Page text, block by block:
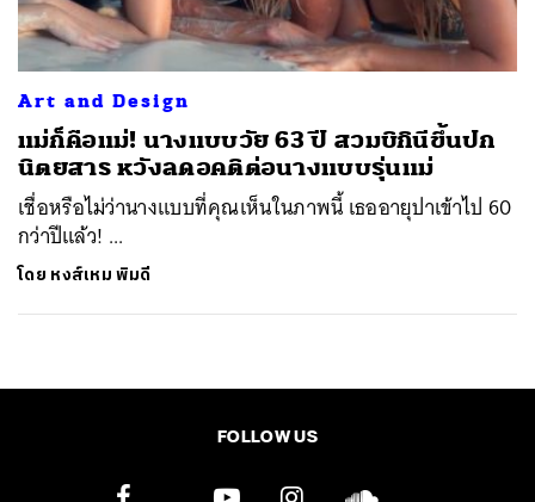
Art and Design
แม่ก็คือแม่! นางแบบวัย 63 ปี สวมบิกินีขึ้นปก
นิตยสาร หวังลดอคติต่อนางแบบรุ่นแม่
เชื่อหรือไม่ว่านางแบบที่คุณเห็นในภาพนี้ เธออายุปาเข้าไป 60
กว่าปีแล้ว! ...
โดย หงส์เหม พิมดี
FOLLOW US
SHARE TWEET LINE EMAIL